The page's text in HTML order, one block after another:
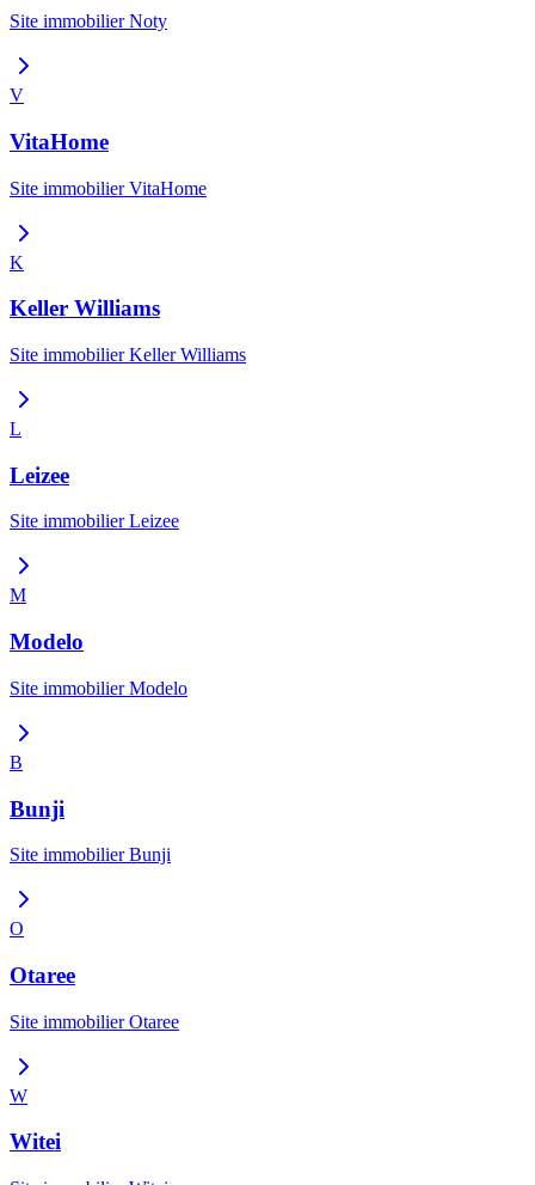
Site immobilierNoty
V
VitaHome
Site immobilierVitaHome
K
Keller Williams
Site immobilierKeller Williams
L
Leizee
Site immobilierLeizee
M
Modelo
Site immobilierModelo
B
Bunji
Site immobilierBunji
O
Otaree
Site immobilierOtaree
W
Witei